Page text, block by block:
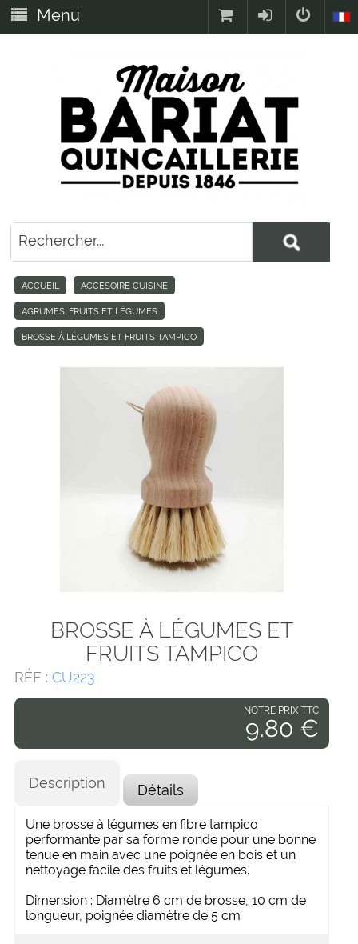
Menu
ACCUEIL ACCESOIRE CUISINE
AGRUMES, FRUITS ET LÉGUMES
BROSSE À LÉGUMES ET FRUITS TAMPICO
BROSSE À LÉGUMES ET
FRUITS TAMPICO
RÉF : CU223
NOTRE PRIX TTC
9.80 €
Description Détails
Une brosse à légumes en fibre tampico
performante par sa forme ronde pour une bonne
tenue en main avec une poignée en bois et un
nettoyage facile des fruits et légumes.
Dimension : Diamètre 6 cm de brosse, 10 cm de
longueur, poignée diamètre de 5 cm